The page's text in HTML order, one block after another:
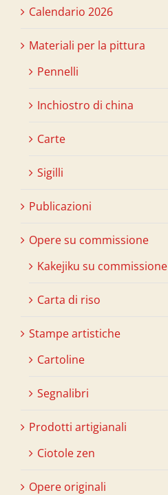
Calendario 2026
Materiali per la pittura
Pennelli
Inchiostro di china
Carte
Sigilli
Publicazioni
Opere su commissione
Kakejiku su commissione
Carta di riso
Stampe artistiche
Cartoline
Segnalibri
Prodotti artigianali
Ciotole zen
Opere originali